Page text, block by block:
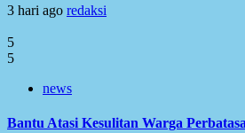
3 hari ago redaksi
5
5
news
Bantu Atasi Kesulitan Warga